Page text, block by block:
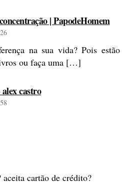
| PapodeHomemdiz:
na sua vida? Pois estão
ou faça uma […]
castrodiz:
cartão de crédito?